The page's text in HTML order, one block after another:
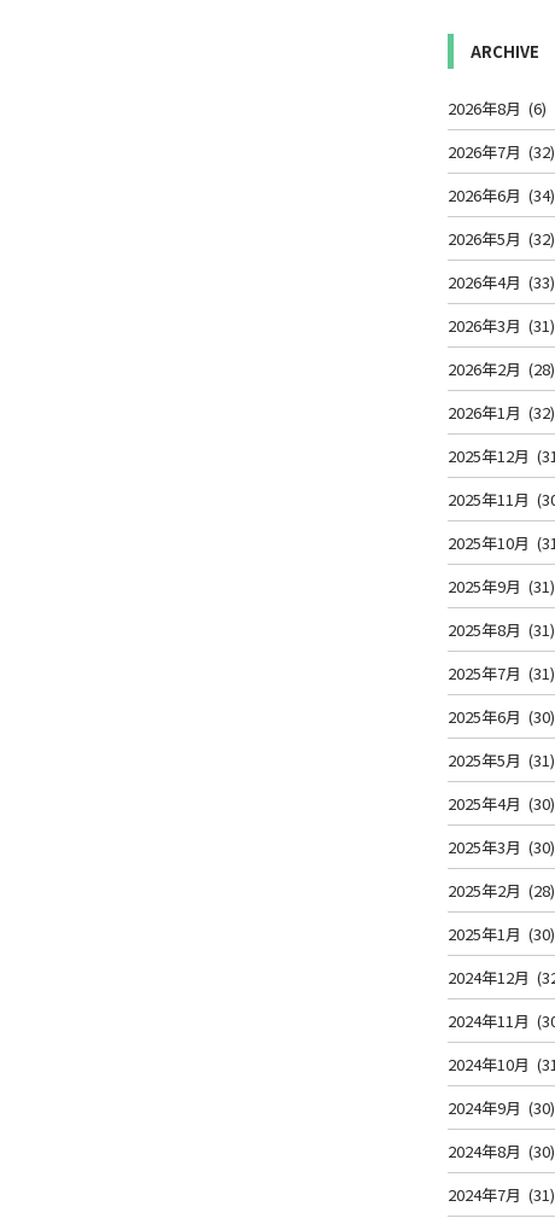
ARCHIVE
2026年8月 (6)
2026年7月 (32)
2026年6月 (34)
2026年5月 (32)
2026年4月 (33)
2026年3月 (31)
2026年2月 (28)
2026年1月 (32)
2025年12月
2025年11月
2025年10月
2025年9月 (31)
2025年8月 (31)
2025年7月 (31)
2025年6月 (30)
2025年5月 (31)
2025年4月 (30)
2025年3月 (30)
2025年2月 (28)
2025年1月 (30)
2024年12月
2024年11月
2024年10月
2024年9月 (30)
2024年8月 (30)
2024年7月 (31)